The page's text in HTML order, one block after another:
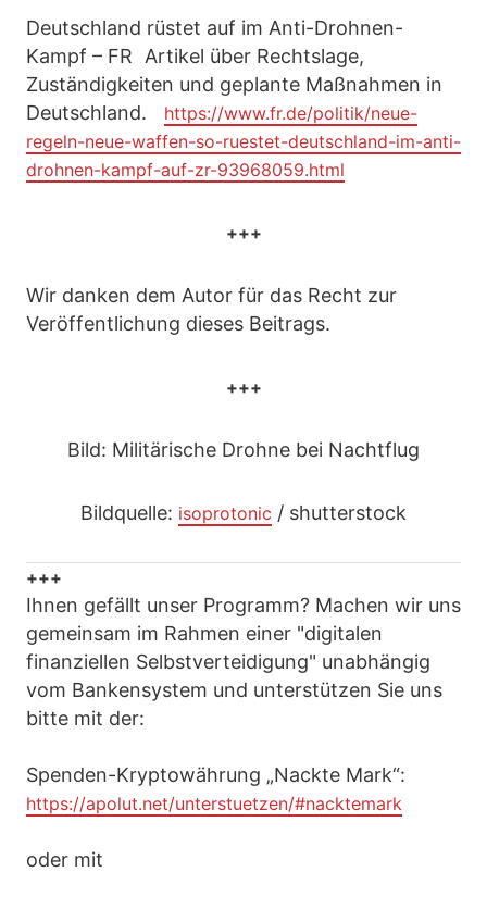
Deutschland rüstet auf im Anti-Drohnen-
Kampf – FR Artikel über Rechtslage,
Zuständigkeiten und geplante Maßnahmen in
Deutschland. https://www.fr.de/politik/neue-
regeln-neue-waffen-so-ruestet-deutschland-im-anti-
drohnen-kampf-auf-zr-93968059.html
+++
Wir danken dem Autor für das Recht zur
Veröffentlichung dieses Beitrags.
+++
Bild: Militärische Drohne bei Nachtflug
Bildquelle: isoprotonic / shutterstock
+++
Ihnen gefällt unser Programm? Machen wir uns
gemeinsam im Rahmen einer "digitalen
finanziellen Selbstverteidigung" unabhängig
vom Bankensystem und unterstützen Sie uns
bitte mit der:
Spenden-Kryptowährung „Nackte Mark“:
https://apolut.net/unterstuetzen/#nacktemark
oder mit